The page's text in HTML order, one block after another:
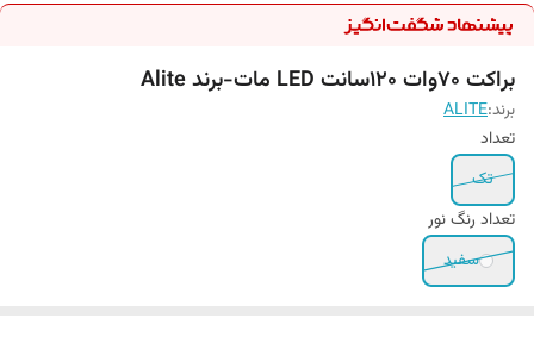
براکت 70وات 120سانت LED مات-برند Alite
برند:ALITE
تعداد
تک
تعداد رنگ نور
سفید